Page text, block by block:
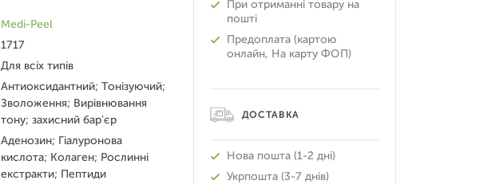
Medi-Peel
1717
Для всіх типів
Антиоксидантний; Тонізуючий;
Зволоження; Вирівнювання
тону; захисний бар'єр
Аденозин; Гіалуронова
кислота; Колаген; Рослинні
екстракти; Пептиди
При отриманні товару на
пошті
Предоплата (картою
онлайн, На карту ФОП)
ДОСТАВКА
Нова пошта (1-2 дні)
Укрпошта (3-7 днів)